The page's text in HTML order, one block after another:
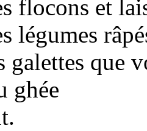
flocons et
légumes
galettes que
ghée